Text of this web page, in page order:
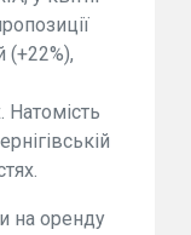
(+22%),
Натомість
на оренду